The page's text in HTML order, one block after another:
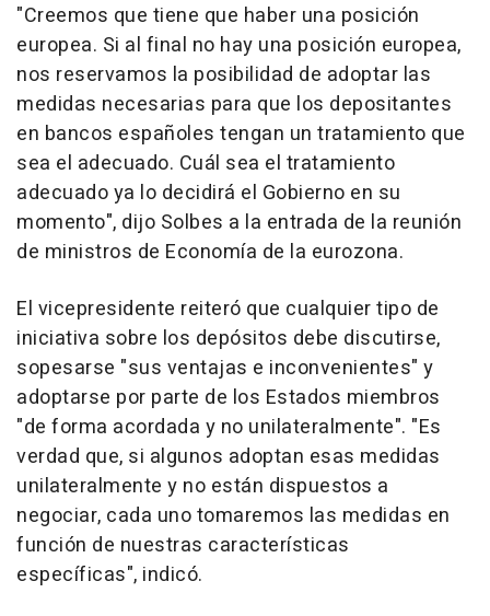
"Creemos que tiene que haber una posición
europea. Si al final no hay una posición europea,
nos reservamos la posibilidad de adoptar las
medidas necesarias para que los depositantes
en bancos españoles tengan un tratamiento que
sea el adecuado. Cuál sea el tratamiento
adecuado ya lo decidirá el Gobierno en su
momento", dijo Solbes a la entrada de la reunión
de ministros de Economía de la eurozona.
El vicepresidente reiteró que cualquier tipo de
iniciativa sobre los depósitos debe discutirse,
sopesarse "sus ventajas e inconvenientes" y
adoptarse por parte de los Estados miembros
"de forma acordada y no unilateralmente". "Es
verdad que, si algunos adoptan esas medidas
unilateralmente y no están dispuestos a
negociar, cada uno tomaremos las medidas en
función de nuestras características
específicas", indicó.